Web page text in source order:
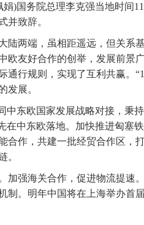
国务院总理李克强当地时间
并致辞。
两端，虽相距遥远，但关系基
欧友好合作的创举，发展前景
通行规则，实现了互利共赢。
发展。
东欧国家发展战略对接，秉
在中东欧落地。加快推进匈塞
合作，共建一批经贸合作区，
。
海关合作，促进物流提速。
。明年中国将在上海举办首